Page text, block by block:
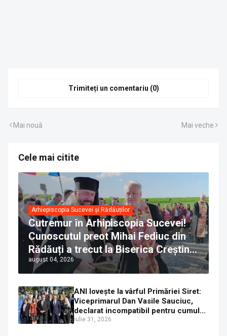
Trimiteți un comentariu (0)
Mai nouă Mai veche
Cele mai citite
Arhiepiscopia Sucevei și Rădăuților
Cutremur în Arhipiscopia Sucevei!
Cunoscutul preot Mihai Fediuc din
Rădăuți a trecut la Biserica Creștină
Ortodoxă Valahă. ÎPS Calinic anunță
că îi pregătește judecata canonică
august 04, 2026
ANI lovește la vârful Primăriei Siret:
Viceprimarul Dan Vasile Sauciuc,
declarat incompatibil pentru cumul
de funcții
iulie 31, 2026